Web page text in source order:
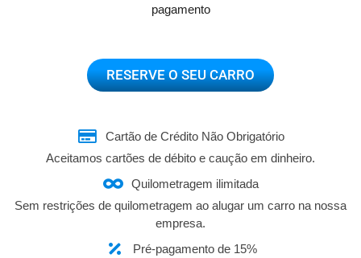
pagamento
RESERVE O SEU CARRO
Cartão de Crédito Não Obrigatório
Aceitamos cartões de débito e caução em dinheiro.
Quilometragem ilimitada
Sem restrições de quilometragem ao alugar um carro na nossa
empresa.
Pré-pagamento de 15%